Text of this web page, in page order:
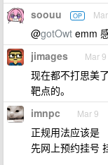
soouu OP
@gotOwt emm
jimages Mar 9
现在都不打思美
靶点的。
imnpc Mar 9
正规用法应该是
先网上预约挂号